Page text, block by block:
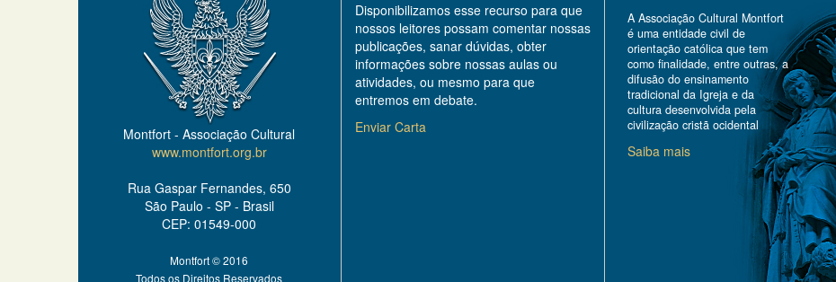
Montfort - Associação Cultural
www.montfort.org.br
Rua Gaspar Fernandes, 650
São Paulo - SP - Brasil
CEP: 01549-000
Montfort © 2016
Todos os Direitos Reservados
Disponibilizamos esse recurso para que
nossos leitores possam comentar nossas
publicações, sanar dúvidas, obter
informações sobre nossas aulas ou
atividades, ou mesmo para que
entremos em debate.
Enviar Carta
A Associação Cultural Montfort
é uma entidade civil de
orientação católica que tem
como finalidade, entre outras, a
difusão do ensinamento
tradicional da Igreja e da
cultura desenvolvida pela
civilização cristã ocidental
Saiba mais